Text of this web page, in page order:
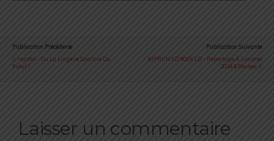
Publication Précédente
Hastko - Ou La Lingerie Sportive Du
Futur !
Publication Suivante
KIPRUN KD 900X LD - Reportage À Londres
2024 & Review
Laisser un commentaire